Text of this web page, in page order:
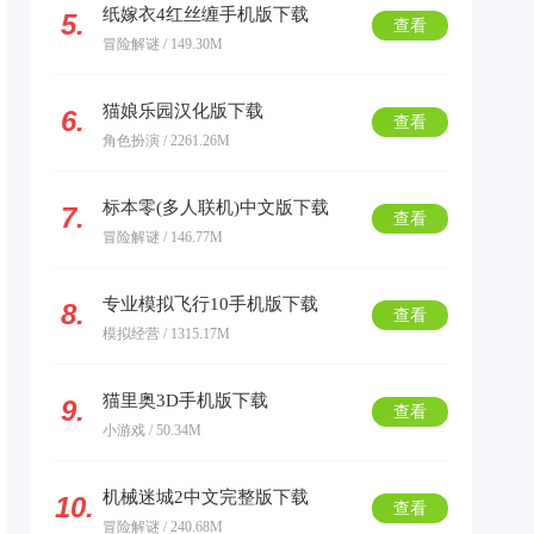
5. 纸嫁衣4红丝缠手机版下载
冒险解谜 / 149.30M
查看
6. 猫娘乐园汉化版下载
角色扮演 / 2261.26M
查看
7. 标本零(多人联机)中文版下载
冒险解谜 / 146.77M
查看
8. 专业模拟飞行10手机版下载
模拟经营 / 1315.17M
查看
9. 猫里奥3D手机版下载
小游戏 / 50.34M
查看
10. 机械迷城2中文完整版下载
冒险解谜 / 240.68M
查看